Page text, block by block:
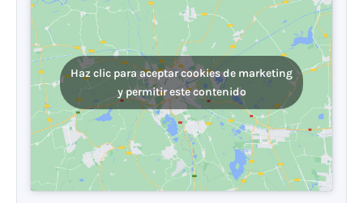
Haz clic para aceptar cookies de marketing
y permitir este contenido